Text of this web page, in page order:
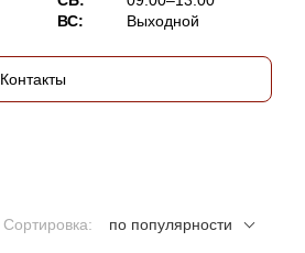
ВС:
Выходной
Контакты
Сортировка: по популярности